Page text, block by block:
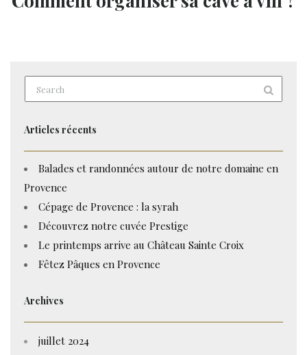
Articles récents
Balades et randonnées autour de notre domaine en
Provence
Cépage de Provence : la syrah
Découvrez notre cuvée Prestige
Le printemps arrive au Château Sainte Croix
Fêtez Pâques en Provence
Archives
juillet 2024